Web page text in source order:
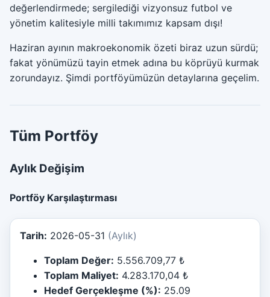
değerlendirmede; sergilediği vizyonsuz futbol ve
yönetim kalitesiyle milli takımımız kapsam dışı!
Haziran ayının makroekonomik özeti biraz uzun sürdü;
fakat yönümüzü tayin etmek adına bu köprüyü kurmak
zorundayız. Şimdi portföyümüzün detaylarına geçelim.
Tüm Portföy
Aylık Değişim
Portföy Karşılaştırması
Tarih: 2026-05-31 (Aylık)
Toplam Değer: 5.556.709,77 ₺
Toplam Maliyet: 4.283.170,04 ₺
Hedef Gerçekleşme (%): 25.09